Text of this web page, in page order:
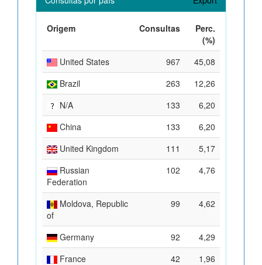
Origem Consultas
Perc.
(%)
United States
967
45,08
Brazil
263
12,26
N/A
133
6,20
China
133
6,20
United Kingdom
111
5,17
Russian
Federation
102 4,76
Moldova, Republic
of
99 4,62
Germany 92
4,29
France
42
1,96